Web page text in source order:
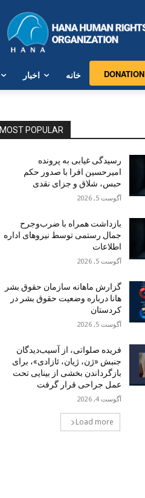
خانە اخبار DONATION
MOST POPULAR
رسیدگی غیابی به پرونده
امیرحسین افرا با صدور حکم
حبس، شلاق و جزای نقدی
آگوست 5, 2026
بازداشت همراه با ضرب‌وجرح
جمال رستمی توسط نیروهای اداره
اطلاعات
آگوست 5, 2026
گزارش ماهانه سازمان حقوق بشر
هانا درباره وضعیت حقوق بشر در
کردستان
آگوست 5, 2026
فریده صلواتی، از آسیب‌دیدگان
جنبش «ژن، ژیان، ئازادی»، برای
بازگرداندن بخشی از بینایی تحت
عمل جراحی قرار گرفت
آگوست 4, 2026
Load more